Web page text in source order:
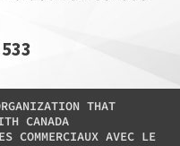
THAT
CANADA
COMMERCIAUX AVEC LE